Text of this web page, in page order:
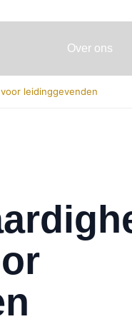
Over ons
leidinggevenden